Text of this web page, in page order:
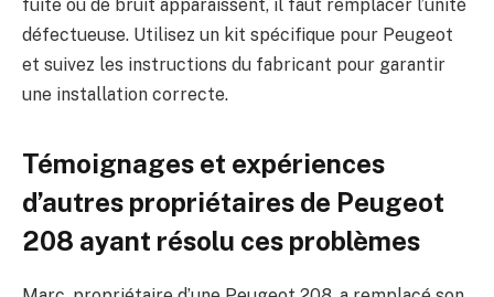
fuite ou de bruit apparaissent, il faut remplacer l’unité
défectueuse. Utilisez un kit spécifique pour Peugeot
et suivez les instructions du fabricant pour garantir
une installation correcte.
Témoignages et expériences
d’autres propriétaires de Peugeot
208 ayant résolu ces problèmes